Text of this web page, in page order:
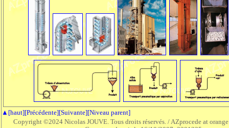
▲[haut][Précédente][Suivante][Niveau parent]
Copyright ©2024 Nicolas JOUVE. Tous droits réservés. / AZprocede at